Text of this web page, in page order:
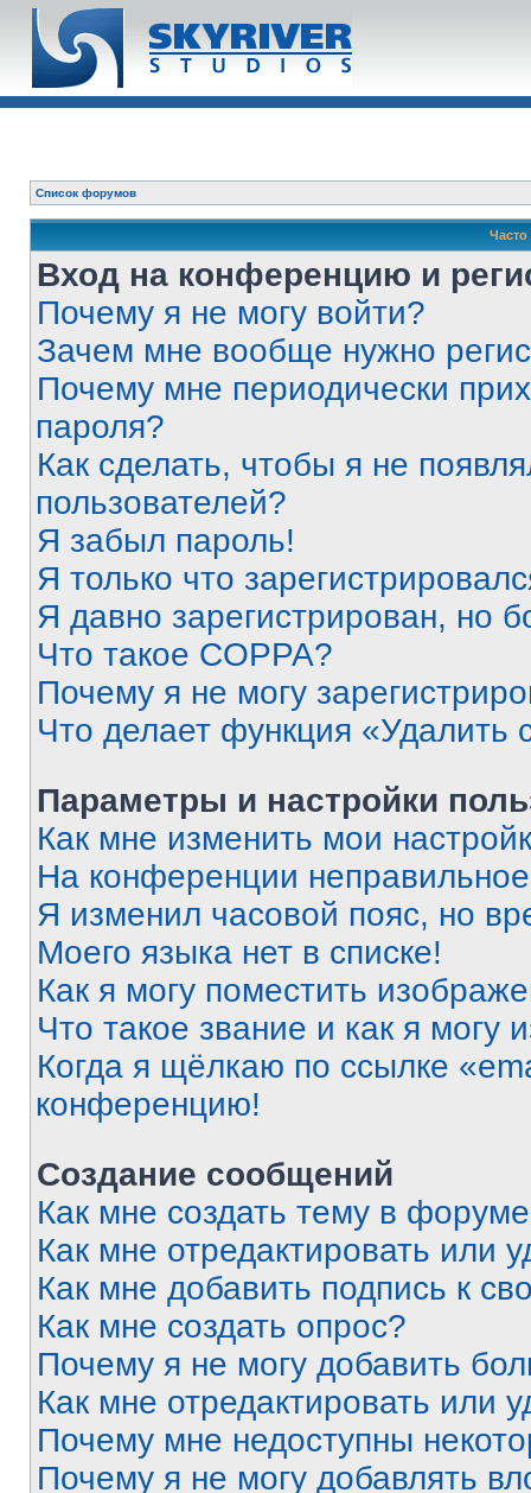
Список форумов
Вход на конференцию и
Почему я не могу войти?
Зачем мне вообще нужно
Почему мне периодически
пароля?
Как сделать, чтобы я не
пользователей?
Я забыл пароль!
Я только что
Я давно зарегистрирован, но
Что такое COPPA?
Почему я не могу
Что делает функция «Удалить
Параметры и настройки
Как мне изменить мои
На конференции
Я изменил часовой пояс, но
Моего языка нет в списке!
Как я могу поместить
Что такое звание и как я могу
Когда я щёлкаю по ссылке
конференцию!
Создание сообщений
Как мне создать тему в
Как мне отредактировать или
Как мне добавить подпись к
Как мне создать опрос?
Почему я не могу добавить
Как мне отредактировать или
Почему мне недоступны
Почему я не могу добавлять